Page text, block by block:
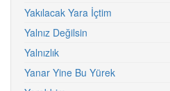
Yakılacak Yara İçtim
Yalnız Değilsin
Yalnızlık
Yanar Yine Bu Yürek